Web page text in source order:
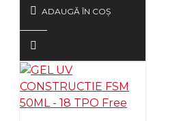
ADAUGĂ ÎN COŞ